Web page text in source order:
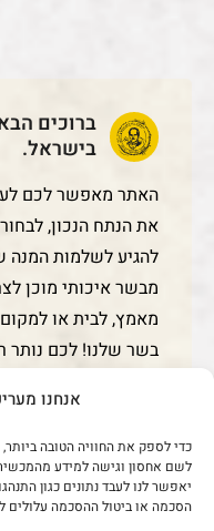
אנחנו
לשם אחסון וגישה למידע
יאפשר לנו לעבד נתונים כגון
הסכמה או ביטול ההסכמה עלולים
להגיע לשלמות המנה
מבשר איכותי מוכן
מאמץ, לבית או
בשר שלנו! לכם נותר
בקלות, כי את חומרי
מוכנים לעבודה.
לקבלת עדכונים על